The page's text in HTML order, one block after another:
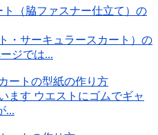
（脇ファスナー仕立て）の
・サーキュラースカート）の
ジでは...
ートの型紙の作り方
ます ウエストにゴムでギャ
...